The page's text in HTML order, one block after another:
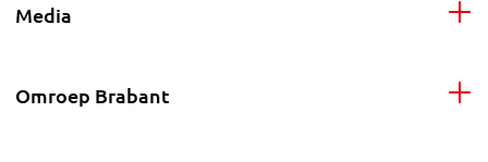
Media
Omroep Brabant